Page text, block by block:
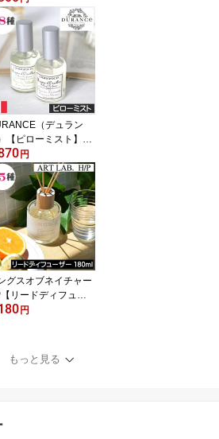
et Beaute FRENCH
香水 携帯 持ち
小型 ミニサイズ イ
リア プチギフト 男
性 プレゼント ギフ
贈り物 母の日 誕生日
（デュラン
【ピローミスト】フ
ス製 ピロースプレー
ン 寝室 香り アロマ
臭い 加齢臭 アロマ
レー アロマミスト
ムフレグランス ルー
プレート プレゼント
ト 贈り物 高品質 プ
ンス ヨーロッパ
円
グスオブネイチャー
リードディフュー
180ml】天然成分10
ート・ラボ 天然香料
植物由来 自然由来
ール
円
もっと見る